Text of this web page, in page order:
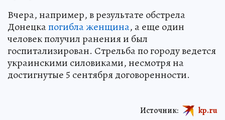
Вчера, например, в результате обстрела
Донецкапогибла женщина, а еще один
человек получил ранения и был
госпитализирован. Стрельба по городу ведется
украинскими силовиками, несмотря на
достигнутые 5 сентября договоренности.
Источник: kp.ru